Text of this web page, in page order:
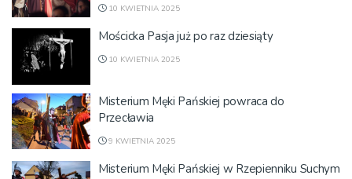
10 KWIETNIA 2025
Mościcka Pasja już po raz dziesiąty
10 KWIETNIA 2025
Misterium Męki Pańskiej powraca do
Przecławia
9 KWIETNIA 2025
Misterium Męki Pańskiej w Rzepienniku Suchym